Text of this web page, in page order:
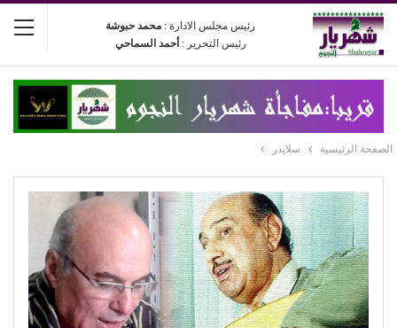
رئيس مجلس الادارة : محمد حبوشة
رئيس التحرير : أحمد السماحي
الصفحة الرئيسية سلايدر